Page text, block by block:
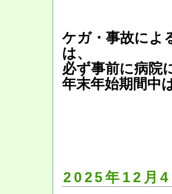
ケガ・事故によ
は、
必ず事前に病院
年末年始期間中
2025年12月4